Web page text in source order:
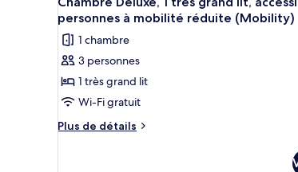
personnes à mobilité réduite (Mobility)
1 chambre
3 personnes
1 très grand lit
Wi-Fi gratuit
Plus de détails
Plus